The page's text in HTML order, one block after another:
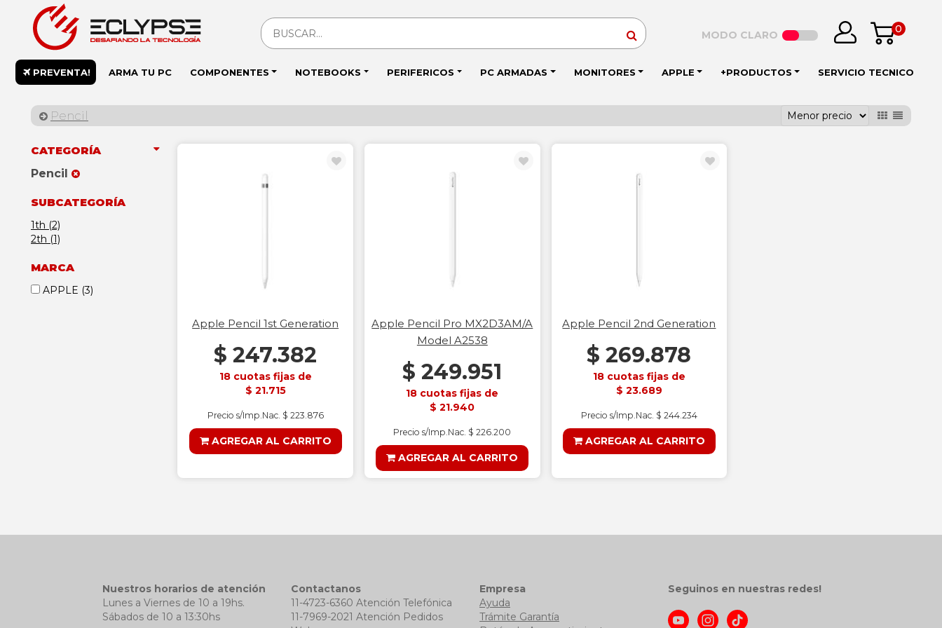
0
MODO CLARO
PREVENTA! ARMA TU PC COMPONENTES NOTEBOOKS PERIFERICOS PC ARMADAS MONITORES APPLE +PRODUCTOS SERVICIO TECNICO
Pencil
CATEGORÍA
Pencil
SUBCATEGORÍA
1th (2)
2th (1)
MARCA
APPLE (3)
Apple Pencil 1st Generation
$ 247.382
18 cuotas fijas de
$ 21.715
Precio s/Imp.Nac. $ 223.876
AGREGAR AL CARRITO
Apple Pencil Pro MX2D3AM/A
Model A2538
$ 249.951
18 cuotas fijas de
$ 21.940
Precio s/Imp.Nac. $ 226.200
AGREGAR AL CARRITO
Apple Pencil 2nd Generation
$ 269.878
18 cuotas fijas de
$ 23.689
Precio s/Imp.Nac. $ 244.234
AGREGAR AL CARRITO
Nuestros horarios de atención
Lunes a Viernes de 10 a 19hs.
Sábados de 10 a 13:30hs
Contactanos
11-4723-6360 Atención Telefónica
11-7969-2021 Atención Pedidos
Empresa
Ayuda
Trámite Garantía
Seguinos en nuestras redes!